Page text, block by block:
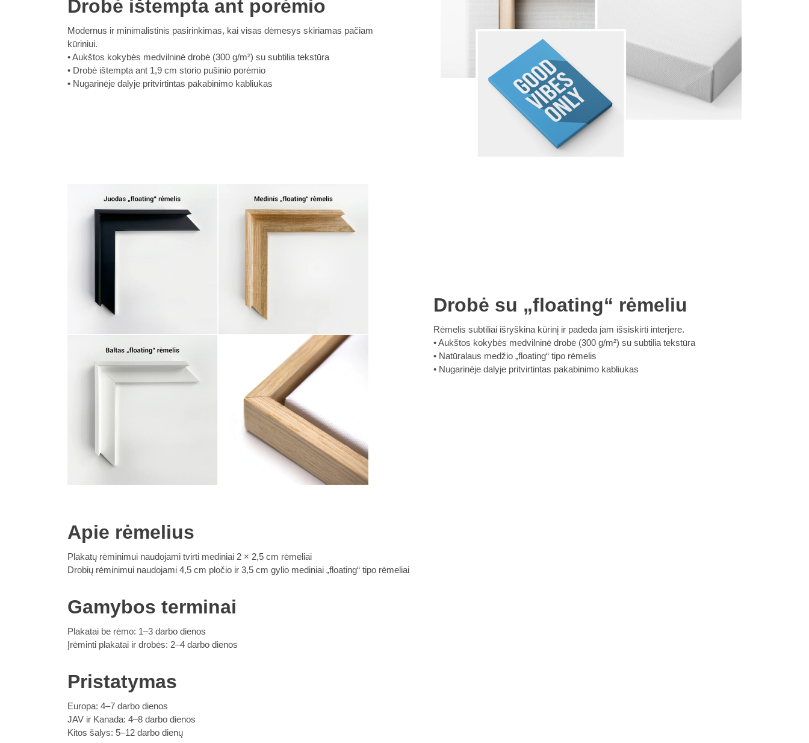
Drobė ištempta ant porėmio
Modernus ir minimalistinis pasirinkimas, kai visas dėmesys skiriamas pačiam
kūriniui.
Aukštos kokybės medvilninė drobė (300 g/m²) su subtilia tekstūra
Drobė ištempta ant 1,9 cm storio pušinio porėmio
Nugarinėje dalyje pritvirtintas pakabinimo kabliukas
Drobė su „floating“ rėmeliu
Rėmelis subtiliai išryškina kūrinį ir padeda jam išsiskirti interjere.
Aukštos kokybės medvilninė drobė (300 g/m²) su subtilia tekstūra
Natūralaus medžio „floating“ tipo rėmelis
Nugarinėje dalyje pritvirtintas pakabinimo kabliukas
Apie rėmelius
Plakatų rėminimui naudojami tvirti mediniai 2 × 2,5 cm rėmeliai
Drobių rėminimui naudojami 4,5 cm pločio ir 3,5 cm gylio mediniai „floating“ tipo rėmeliai
Gamybos terminai
Plakatai be rėmo: 1–3 darbo dienos
Įrėminti plakatai ir drobės: 2–4 darbo dienos
Pristatymas
Europa: 4–7 darbo dienos
JAV ir Kanada: 4–8 darbo dienos
Kitos šalys: 5–12 darbo dienų